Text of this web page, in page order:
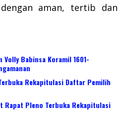
aman, tertib dan
Volly Babinsa Koramil 1601-
Rekapitulasi Daftar Pemilih
Rapat Pleno Terbuka Rekapitulasi